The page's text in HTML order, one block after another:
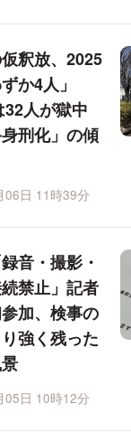
釈放、2025
か4人」
人が獄中
刑化」の傾
06日 11時39分
音・撮影・
禁止」記者
加、検事の
強く残った
05日 10時12分